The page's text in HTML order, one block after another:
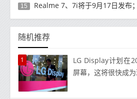
15 Realme 7、7i将于9月17日发布；Realme
随机推荐
1
LG Display计划在
屏幕，这将很快成